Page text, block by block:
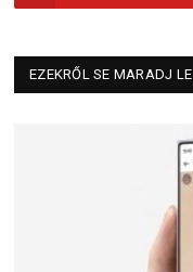
EZEKRŐL SE MARADJ LE